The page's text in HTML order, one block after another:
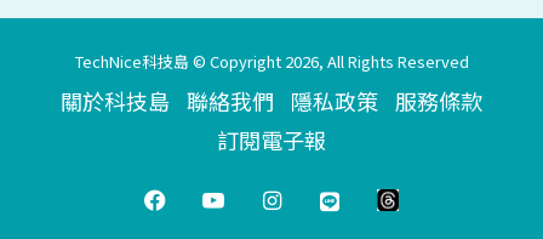
TechNice科技島 © Copyright 2026, All Rights Reserved
關於科技島 聯絡我們 隱私政策 服務條款
訂閱電子報